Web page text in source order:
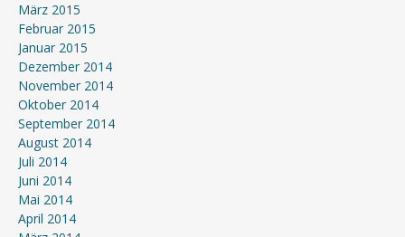
März 2015
Februar 2015
Januar 2015
Dezember 2014
November 2014
Oktober 2014
September 2014
August 2014
Juli 2014
Juni 2014
Mai 2014
April 2014